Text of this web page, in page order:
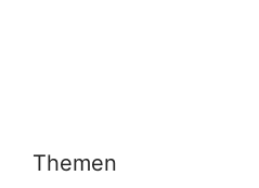
Themen